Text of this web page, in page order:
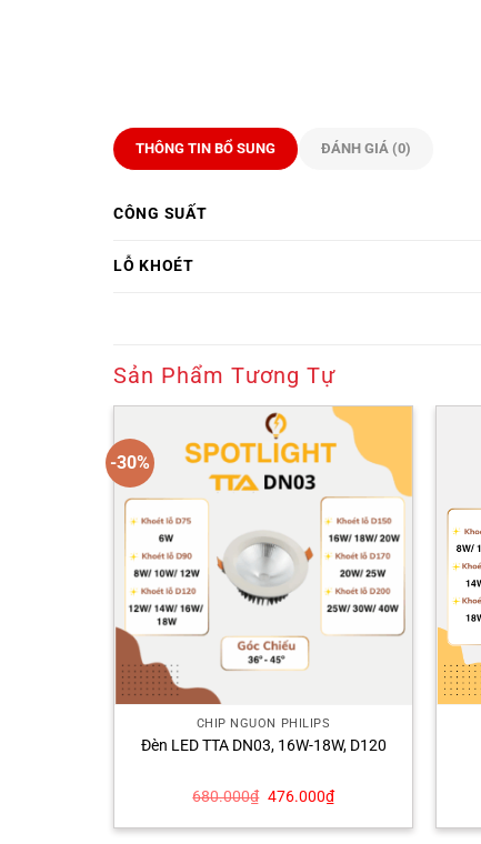
THÔNG TIN BỔ SUNG ĐÁNH GIÁ (0)
CÔNG SUẤT
LỖ KHOÉT
Sản Phẩm Tương Tự
-30%
CHÍP NGUỒN PHILIPS
Đèn LED TTA DN03, 16W-18W, D120
680.000₫ Giá
là:
476.000₫Giá
tại